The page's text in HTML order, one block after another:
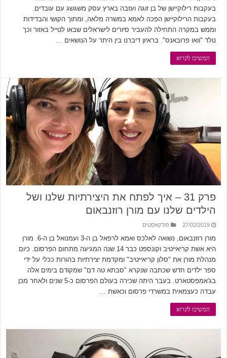
בעקבות רילוקיישן של בן זוגה ועזבה בארץ עסק משגשג עם עובדים.
בעקבות הרילוקיישן הפכה לאמא במשרה מלאה, ומתוך הקושי והבדידות
וממש במקרה התחילה להעביר סיורים לישראלים שבאו לטייל באזור וכך
נולד "וואו פרובאנס". בראיון דיברנו בין היתר על הנושאים …
המשיכו לקרוא
פרק 31 – איך לפתח את היצירתיות שלנו ושל
הילדים שלנו עם מורן רוזנבאום
27/02/2019 פודקאסטים
מורן רוזנבאום, נשואה לאלכס ואמא לרפאל בן ה-3 ועמנואל בן ה-6. מורן
היא אשת קריאייטיב וקונספט כבר 14 שנה המגיעה מתחום הפרסום. כיום
מנהלת מורן את "סלון קריאייטיב" ומקדמת יצירתיות בהורות ככלי על ידי
ספר ילדים חדש שכתבה שנקרא "סבתא טה דם" שמקודם בימים אלה
בג'אמפסטארט. בעבר היתה שכירה בעולם הפרסום כ-5 שנים ולאחר מכן
עבדה כעצמאית במשרדי פרסום וכאשת …
המשיכו לקרוא